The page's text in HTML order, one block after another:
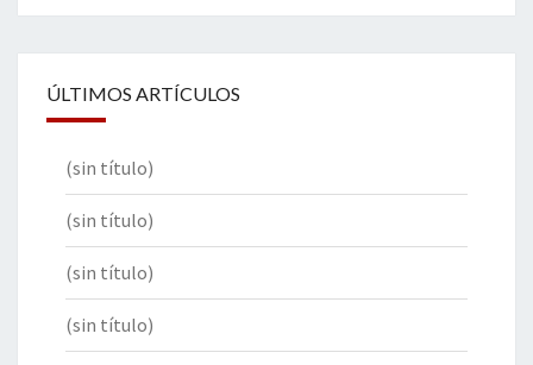
ÚLTIMOS ARTÍCULOS
(sin título)
(sin título)
(sin título)
(sin título)